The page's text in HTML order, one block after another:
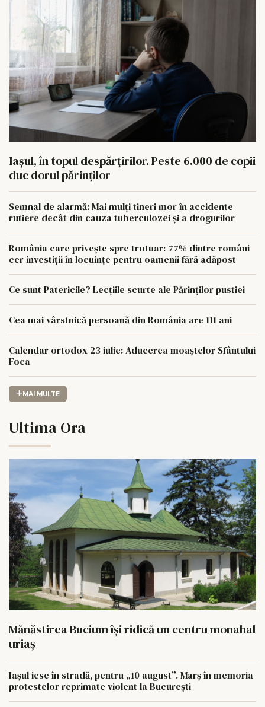
Iașul, în topul despărțirilor. Peste 6.000 de copii
duc dorul părinților
Semnal de alarmă: Mai mulți tineri mor în accidente
rutiere decât din cauza tuberculozei și a drogurilor
România care privește spre trotuar: 77% dintre români
cer investiții în locuințe pentru oamenii fără adăpost
Ce sunt Patericile? Lecțiile scurte ale Părinților pustiei
Cea mai vârstnică persoană din România are 111 ani
Calendar ortodox 23 iulie: Aducerea moaștelor Sfântului
Foca
MAI MULTE
Ultima Ora
Mănăstirea Bucium își ridică un centru monahal
uriaș
Iașul iese în stradă, pentru „10 august”. Marș în memoria
protestelor reprimate violent la București